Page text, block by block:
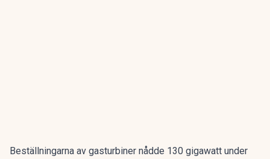
Beställningarna av gasturbiner nådde 130 gigawatt under